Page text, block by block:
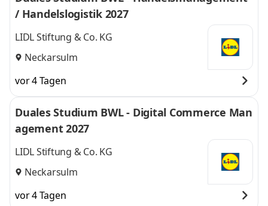
/ Handelslogistik 2027
LIDL Stiftung & Co. KG
Neckarsulm
vor 4 Tagen
Duales Studium BWL - Digital Commerce Man
agement 2027
LIDL Stiftung & Co. KG
Neckarsulm
vor 4 Tagen